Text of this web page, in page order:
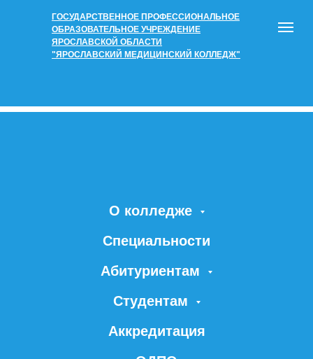
ГОСУДАРСТВЕННОЕ ПРОФЕССИОНАЛЬНОЕ
ОБРАЗОВАТЕЛЬНОЕ УЧРЕЖДЕНИЕ
ЯРОСЛАВСКОЙ ОБЛАСТИ
"ЯРОСЛАВСКИЙ МЕДИЦИНСКИЙ КОЛЛЕДЖ"
О колледже
Специальности
Абитуриентам
Студентам
Аккредитация